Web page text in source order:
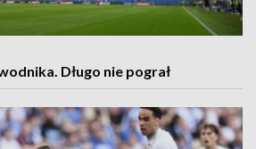
Długo nie pograł